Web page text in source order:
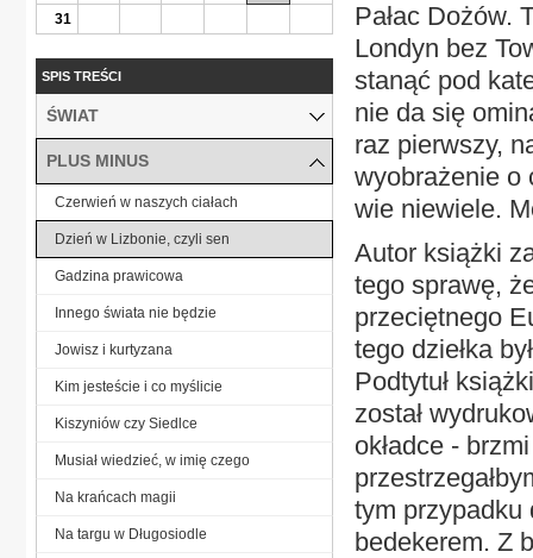
Pałac Dożów.
Londyn bez
stanąć pod
nie da się
raz pierwszy,
wyobrażenie o
wie niewiele.
Autor książki
tego sprawę,
przeciętnego
tego dziełka
Podtytuł
został
okładce -
tym przypadku
bedekerem. Z
31
SPIS TREŚCI
ŚWIAT
PLUS MINUS
Czerwień w naszych ciałach
Dzień w Lizbonie, czyli sen
Gadzina prawicowa
Innego świata nie będzie
Jowisz i kurtyzana
Kim jesteście i co myślicie
Kiszyniów czy Siedlce
Musiał wiedzieć, w imię czego
Na krańcach magii
Na targu w Długosiodle